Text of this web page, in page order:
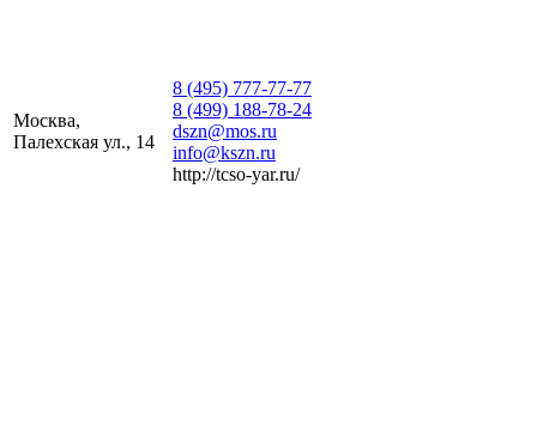
Москва,
Палехская ул., 14
8 (495) 777-77-77
8 (499) 188-78-24
dszn@mos.ru
info@kszn.ru
http://tcso-yar.ru/